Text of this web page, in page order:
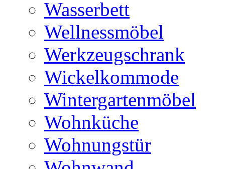
Wasserbett
Wellnessmöbel
Werkzeugschrank
Wickelkommode
Wintergartenmöbel
Wohnküche
Wohnungstür